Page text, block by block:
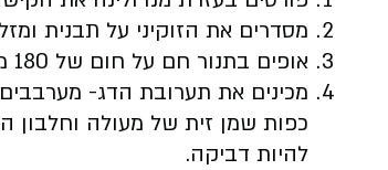
מסדרים את הזוקיני על תבנית
אופים בתנור חם על חום של 180 מעלות למשך 10 דקות בדיוק ומוציאים לצינון.
כפות שמן זית של מעולה
להיות דביקה.